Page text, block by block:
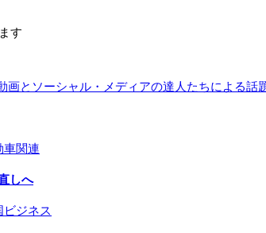
す
画とソーシャル・メディアの達人たちによる話
車関連
しへ
ビジネス